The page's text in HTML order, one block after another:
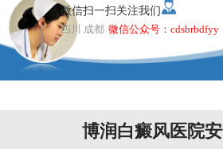
微信扫一扫关注我们
四川 成都 微信公众号：cdsbrbdfyy
博润白癜风医院